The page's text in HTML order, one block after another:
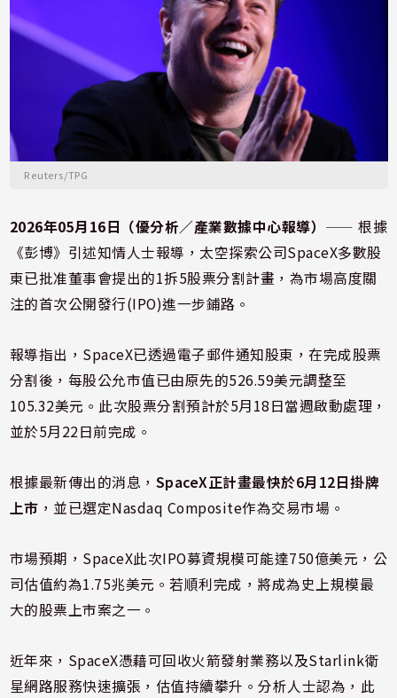
Reuters/TPG
2026年05月16日（優分析／產業數據中心報導） ⸺ 根據
《彭博》引述知情人士報導，太空探索公司SpaceX多數股
東已批准董事會提出的1拆5股票分割計畫，為市場高度關
注的首次公開發行(IPO)進一步鋪路。
報導指出，SpaceX已透過電子郵件通知股東，在完成股票
分割後，每股公允市值已由原先的526.59美元調整至
105.32美元。此次股票分割預計於5月18日當週啟動處理，
並於5月22日前完成。
根據最新傳出的消息， SpaceX正計畫最快於6月12日掛牌
上市 ，並已選定Nasdaq Composite作為交易市場。
市場預期，SpaceX此次IPO募資規模可能達750億美元，公
司估值約為1.75兆美元。若順利完成，將成為史上規模最
大的股票上市案之一。
近年來，SpaceX憑藉可回收火箭發射業務以及Starlink衛
星網路服務快速擴張，估值持續攀升。分析人士認為，此